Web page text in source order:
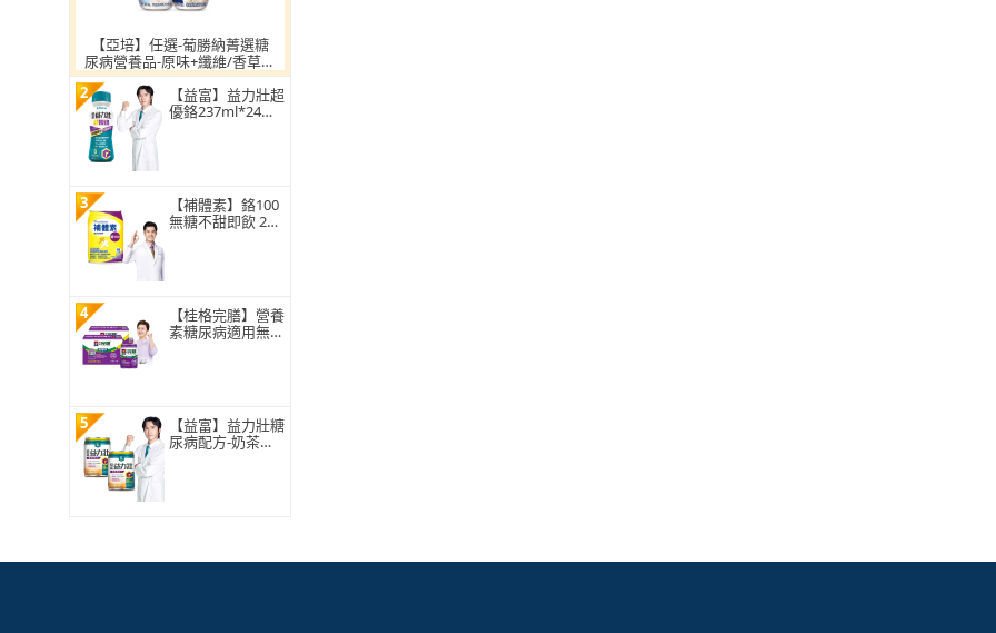
【亞培】任選-葡勝納菁選糖
尿病營養品-原味+纖維/香草口
味 200ml x24入 x2箱(低GI、
糖尿病適用 戴資穎代言)
2
【益富】益力壯超
優鉻237ml*24入
3
【補體素】鉻100
無糖不甜即飲 237
4
【桂格完膳】營養
素糖尿病適用無糖
5
【益富】益力壯糖
尿病配方-奶茶口